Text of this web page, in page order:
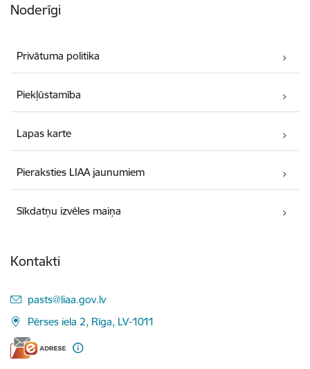
Noderīgi
Privātuma politika
Piekļūstamība
Lapas karte
Pieraksties LIAA jaunumiem
Sīkdatņu izvēles maiņa
Kontakti
E-pasts:
pasts@liaa.gov.lv
Pērses iela 2, Rīga, LV-1011